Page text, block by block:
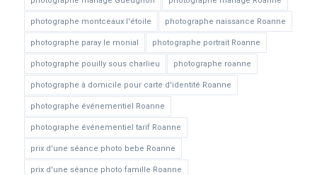
photographe montceaux l'étoile photographe naissance Roanne
photographe paray le monial photographe portrait Roanne
photographe pouilly sous charlieu photographe roanne
photographe à domicile pour carte d'identité Roanne
photographe événementiel Roanne
photographe événementiel tarif Roanne
prix d'une séance photo bebe Roanne
prix d'une séance photo famille Roanne